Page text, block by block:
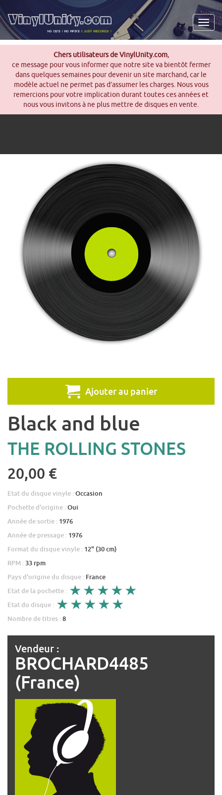
Chers utilisateurs de VinylUnity.com,
ce message pour vous informer que notre site va bientôt fermer
dans quelques semaines pour devenir un site marchand, car le
modèle actuel ne permet pas d’assumer les charges. Nous vous
remercions pour votre implication durant toutes ces années et
nous vous invitons à ne plus mettre de disques en vente.
Ajouter au panier
Black and blue
THE ROLLING STONES
20,00 €
Etat du disque vinyle :Occasion
Pochette d'origine :Oui
Année de sortie : 1976
Année de pressage : 1976
Format du disque vinyle : 12" (30 cm)
RPM : 33 rpm
Pays d'origine du disque : France
Etat de la pochette :
Etat du disque :
Nombre de titres :8
Vendeur :
BROCHARD4485
(France)